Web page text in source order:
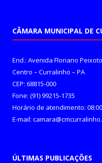
CÂMARA MUNICIPAL DE
End.: Avenida Floriano
Centro – Curralinho – PA
CEP: 68815-000
Fone: (91) 99215-1735
Horário de atendimento:
E-mail:
ÚLTIMAS PUBLICAÇÕES